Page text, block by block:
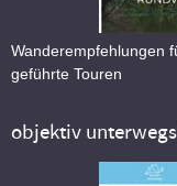
Wanderempfehlungen
geführte Touren
objektiv unterwegs